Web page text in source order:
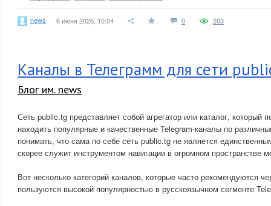
news 6 июня 2026, 10:04 0 203
Каналы в Телеграмм для сети
Блог им. news
Сеть public.tg представляет собой агрегатор или каталог, который
находить популярные и качественные Telegram-каналы по
понимать, что сама по себе сеть public.tg не является
скорее служит инструментом навигации в огромном пространстве
Вот несколько категорий каналов, которые часто рекомендуются
пользуются высокой популярностью в русскоязычном сегменте